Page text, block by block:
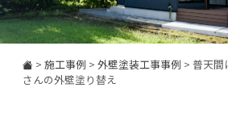
> 施工事例 > 外壁塗装工事事例 > 普天間
さんの外壁塗り替え